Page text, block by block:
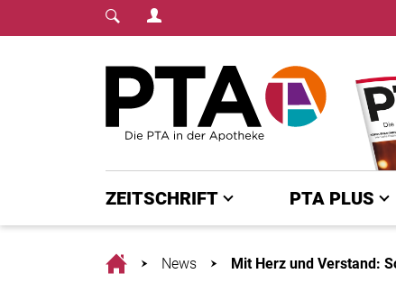
Login Menu
ZEITSCHRIFT PTA PLUS
HomeNews Mit Herz und Verstand: